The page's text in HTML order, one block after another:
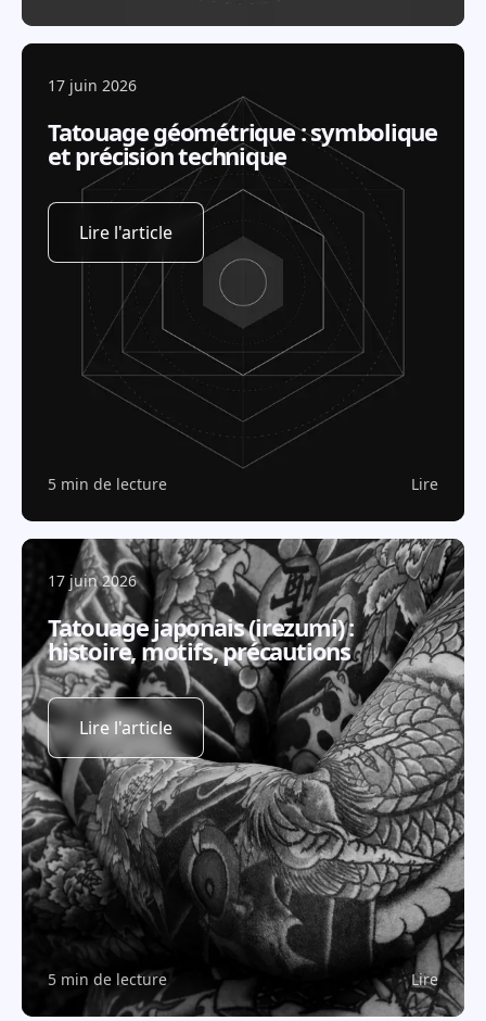
17 juin 2026
Tatouage géométrique : symbolique
et précision technique
Lire l'article
5 min de lecture Lire
17 juin 2026
Tatouage japonais (irezumi) :
histoire, motifs, précautions
Lire l'article
5 min de lecture Lire